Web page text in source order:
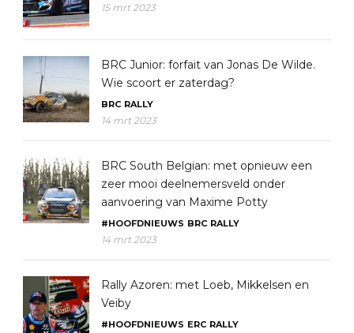
15 mrt 2023
BRC Junior: forfait van Jonas De Wilde.
Wie scoort er zaterdag?
BRC RALLY
14 mrt 2023
BRC South Belgian: met opnieuw een
zeer mooi deelnemersveld onder
aanvoering van Maxime Potty
#HOOFDNIEUWS BRC RALLY
14 mrt 2023
Rally Azoren: met Loeb, Mikkelsen en
Veiby
#HOOFDNIEUWS ERC RALLY